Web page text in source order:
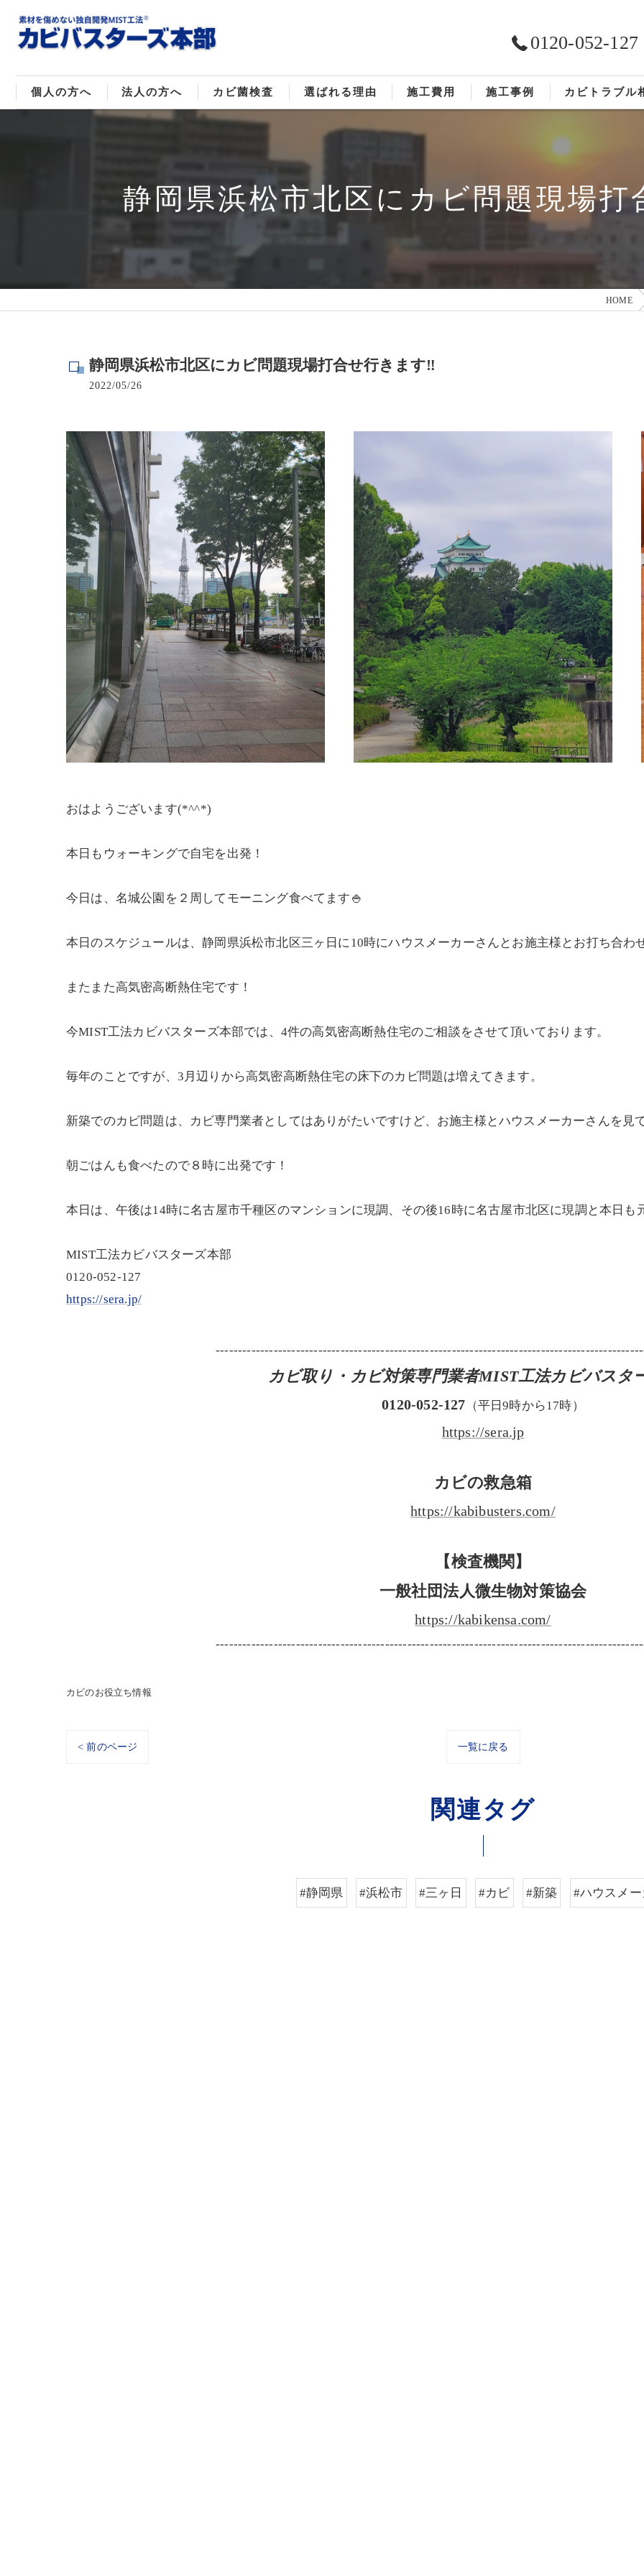
0120-052-127
個人の方へ 法人の方へ
店舗のカビ取り
病院･クリニックのカビ取り
公共施設のカビ取り
カビ菌検査 選ばれる理由
MIST工法®
施工費用 施工事例 カビトラブル
静岡県浜松市北区にカビ問題現場
HOME
静岡県浜松市北区にカビ問題現場打合せ行きます‼️
2022/05/26
おはようございます(*^^*)
本日もウォーキングで自宅を出発！
今日は、名城公園を２周してモーニング食べてます🍚
本日のスケジュールは、静岡県浜松市北区三ヶ日に10時にハウスメーカーさんとお施主様とお打ち合わ
またまた高気密高断熱住宅です！
今MIST工法カビバスターズ本部では、4件の高気密高断熱住宅のご相談をさせて頂いております。
毎年のことですが、3月辺りから高気密高断熱住宅の床下のカビ問題は増えてきます。
新築でのカビ問題は、カビ専門業者としてはありがたいですけど、お施主様とハウスメーカーさんを見
朝ごはんも食べたので８時に出発です！
本日は、午後は14時に名古屋市千種区のマンションに現調、その後16時に名古屋市北区に現調と本日も
MIST工法カビバスターズ本部
0120-052-127
https://sera.jp/
カビ取り・カビ対策専門業者MIST工法カビバスタ
0120-052-127 （平日9時から17時）
https://sera.jp
カビの救急箱
https://kabibusters.com/
【検査機関】
一般社団法人微生物対策協会
https://kabikensa.com/
カビのお役立ち情報
< 前のページ 一覧に戻る
関連タグ
#静岡県 #浜松市 #三ヶ日 #カビ #新築 #ハウスメ